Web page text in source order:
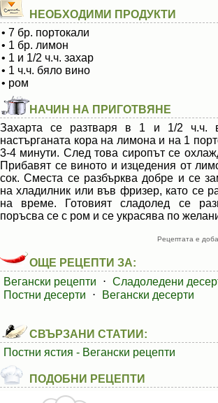
НЕОБХОДИМИ ПРОДУКТИ
• 7 бр. портокали
• 1 бр. лимон
• 1 и 1/2 ч.ч. захар
• 1 ч.ч. бяло вино
• ром
НАЧИН НА ПРИГОТВЯНЕ
Захарта се разтваря в 1 и 1/2 ч.ч.
настърганата кора на лимона и на 1
3-4 минути. След това сиропът се
Прибавят се виното и изцедения от
сок. Сместа се разбърква добре и се
на хладилник или във фризер, като се
на време. Готовият сладолед се
поръсва се с ром и се украсява по
Рецептата е
ОЩЕ РЕЦЕПТИ ЗА:
Вегански рецепти
⋅ Сладоледени
Постни десерти
⋅ Вегански десерти
СВЪРЗАНИ СТАТИИ:
Постни ястия - Вегански рецепти
ПОДОБНИ РЕЦЕПТИ